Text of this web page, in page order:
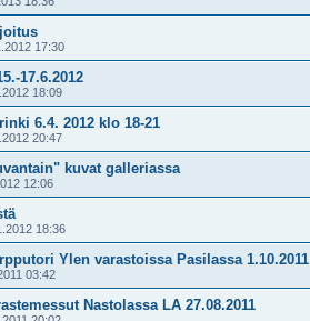
17:30
17.6.2012
18:09
6.4. 2012 klo 18-21
20:47
kuvat galleriassa
12:06
18:36
Ylen varastoissa Pasilassa 1.10.2011
03:42
Nastolassa LA 27.08.2011